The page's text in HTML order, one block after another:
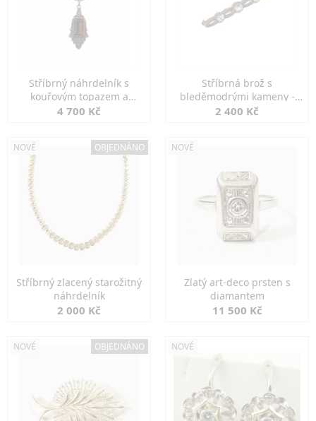
Stříbrný náhrdelník s
kouřovým topazem a
markazity
4 700 Kč
Stříbrná brož s
bleděmodrými kameny -
jemná elegance
2 400 Kč
NOVÉ OBJEDNÁNO
Stříbrný zlacený starožitný
náhrdelník
2 000 Kč
NOVÉ
Zlatý art-deco prsten s
diamantem
11 500 Kč
NOVÉ OBJEDNÁNO NOVÉ